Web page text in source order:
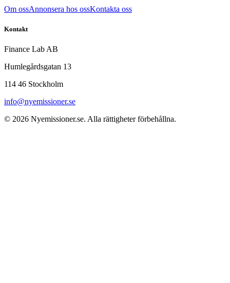
Om ossAnnonsera hos ossKontakta oss
Kontakt
Finance Lab AB
Humlegårdsgatan 13
114 46 Stockholm
info@nyemissioner.se
© 2026 Nyemissioner.se. Alla rättigheter förbehållna.